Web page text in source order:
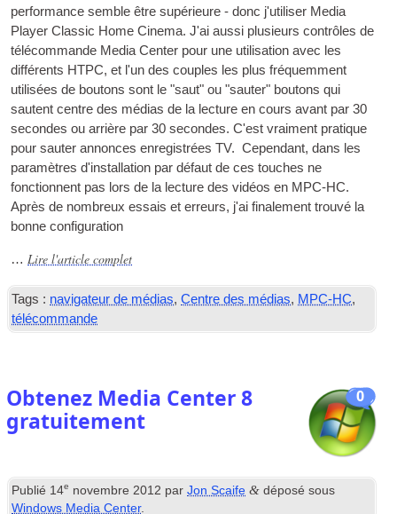
performance semble être supérieure - donc j'utiliser Media
Player Classic Home Cinema. J'ai aussi plusieurs contrôles de
télécommande Media Center pour une utilisation avec les
différents HTPC, et l'un des couples les plus fréquemment
utilisées de boutons sont le "saut" ou "sauter" boutons qui
sautent centre des médias de la lecture en cours avant par 30
secondes ou arrière par 30 secondes. C'est vraiment pratique
pour sauter annonces enregistréesTV. Cependant, dans les
paramètres d'installation par défaut de ces touches ne
fonctionnent pas lors de la lecture des vidéos en MPC-HC.
Après de nombreux essais et erreurs, j'ai finalement trouvé la
bonne configuration
… Lire l'article complet
Tags : navigateur de médias,Centre des médias, MPC-HC,
télécommande
0
Obtenez Media Center 8
gratuitement
Publié 14e novembre 2012 parJon Scaife & déposé sous
Windows Media Center.